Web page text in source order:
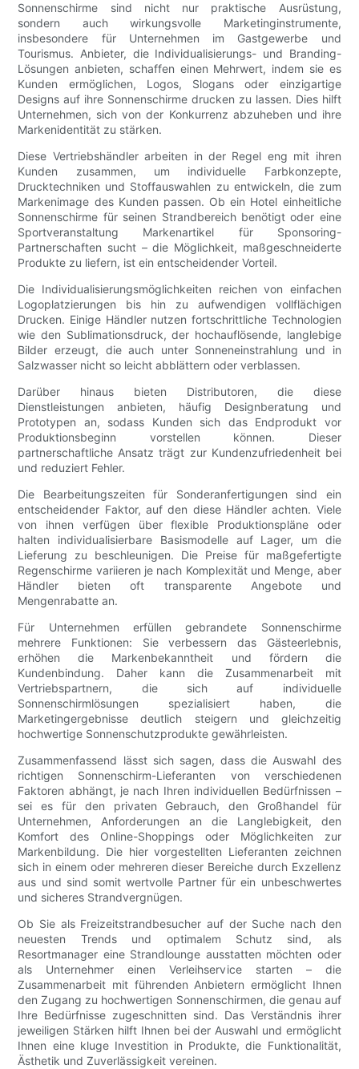
Sonnenschirme sind nicht nur praktische Ausrüstung,
sondern auch wirkungsvolle Marketinginstrumente,
insbesondere für Unternehmen im Gastgewerbe und
Tourismus. Anbieter, die Individualisierungs- und Branding-
Lösungen anbieten, schaffen einen Mehrwert, indem sie es
Kunden ermöglichen, Logos, Slogans oder einzigartige
Designs auf ihre Sonnenschirme drucken zu lassen. Dies hilft
Unternehmen, sich von der Konkurrenz abzuheben und ihre
Markenidentität zu stärken.
Diese Vertriebshändler arbeiten in der Regel eng mit ihren
Kunden zusammen, um individuelle Farbkonzepte,
Drucktechniken und Stoffauswahlen zu entwickeln, die zum
Markenimage des Kunden passen. Ob ein Hotel einheitliche
Sonnenschirme für seinen Strandbereich benötigt oder eine
Sportveranstaltung Markenartikel für Sponsoring-
Partnerschaften sucht – die Möglichkeit, maßgeschneiderte
Produkte zu liefern, ist ein entscheidender Vorteil.
Die Individualisierungsmöglichkeiten reichen von einfachen
Logoplatzierungen bis hin zu aufwendigen vollflächigen
Drucken. Einige Händler nutzen fortschrittliche Technologien
wie den Sublimationsdruck, der hochauflösende, langlebige
Bilder erzeugt, die auch unter Sonneneinstrahlung und in
Salzwasser nicht so leicht abblättern oder verblassen.
Darüber hinaus bieten Distributoren, die diese
Dienstleistungen anbieten, häufig Designberatung und
Prototypen an, sodass Kunden sich das Endprodukt vor
Produktionsbeginn vorstellen können. Dieser
partnerschaftliche Ansatz trägt zur Kundenzufriedenheit bei
und reduziert Fehler.
Die Bearbeitungszeiten für Sonderanfertigungen sind ein
entscheidender Faktor, auf den diese Händler achten. Viele
von ihnen verfügen über flexible Produktionspläne oder
halten individualisierbare Basismodelle auf Lager, um die
Lieferung zu beschleunigen. Die Preise für maßgefertigte
Regenschirme variieren je nach Komplexität und Menge, aber
Händler bieten oft transparente Angebote und
Mengenrabatte an.
Für Unternehmen erfüllen gebrandete Sonnenschirme
mehrere Funktionen: Sie verbessern das Gästeerlebnis,
erhöhen die Markenbekanntheit und fördern die
Kundenbindung. Daher kann die Zusammenarbeit mit
Vertriebspartnern, die sich auf individuelle
Sonnenschirmlösungen spezialisiert haben, die
Marketingergebnisse deutlich steigern und gleichzeitig
hochwertige Sonnenschutzprodukte gewährleisten.
Zusammenfassend lässt sich sagen, dass die Auswahl des
richtigen Sonnenschirm-Lieferanten von verschiedenen
Faktoren abhängt, je nach Ihren individuellen Bedürfnissen –
sei es für den privaten Gebrauch, den Großhandel für
Unternehmen, Anforderungen an die Langlebigkeit, den
Komfort des Online-Shoppings oder Möglichkeiten zur
Markenbildung. Die hier vorgestellten Lieferanten zeichnen
sich in einem oder mehreren dieser Bereiche durch Exzellenz
aus und sind somit wertvolle Partner für ein unbeschwertes
und sicheres Strandvergnügen.
Ob Sie als Freizeitstrandbesucher auf der Suche nach den
neuesten Trends und optimalem Schutz sind, als
Resortmanager eine Strandlounge ausstatten möchten oder
als Unternehmer einen Verleihservice starten – die
Zusammenarbeit mit führenden Anbietern ermöglicht Ihnen
den Zugang zu hochwertigen Sonnenschirmen, die genau auf
Ihre Bedürfnisse zugeschnitten sind. Das Verständnis ihrer
jeweiligen Stärken hilft Ihnen bei der Auswahl und ermöglicht
Ihnen eine kluge Investition in Produkte, die Funktionalität,
Ästhetik und Zuverlässigkeit vereinen.